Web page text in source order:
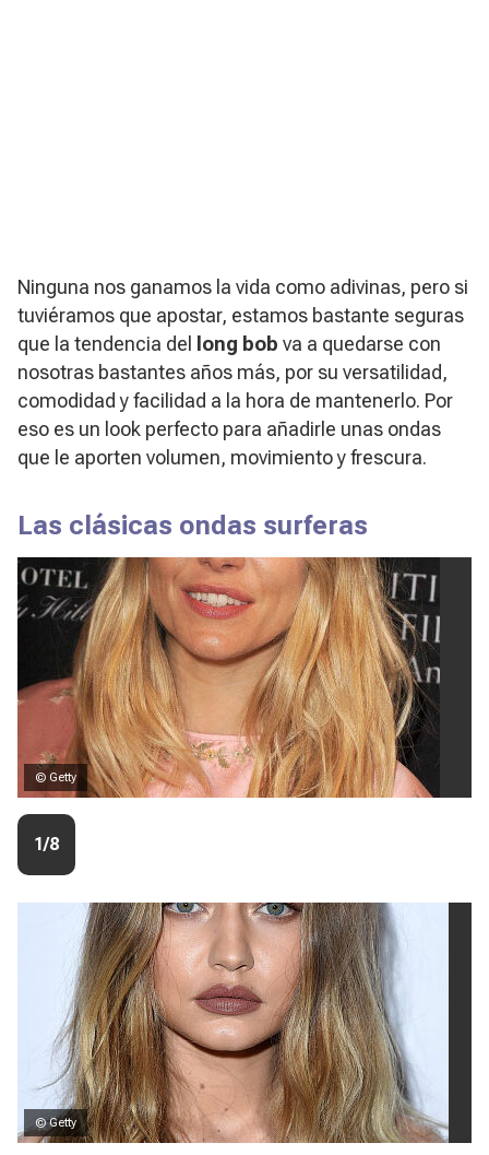
Ninguna nos ganamos la vida como adivinas, pero si
tuviéramos que apostar, estamos bastante seguras
que la tendencia del long bob va a quedarse con
nosotras bastantes años más, por su versatilidad,
comodidad y facilidad a la hora de mantenerlo. Por
eso es un look perfecto para añadirle unas ondas
que le aporten volumen, movimiento y frescura.
Las clásicas ondas surferas
© Getty
1/8
© Getty